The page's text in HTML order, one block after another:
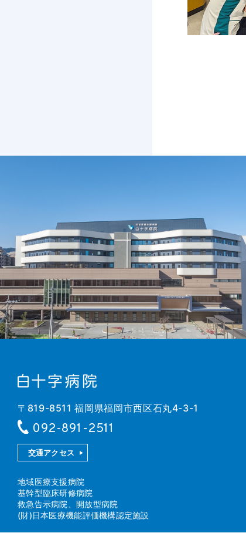
〒819-8511 福岡県福岡市西区石丸4-3-1
092-891-2511
交通アクセス
地域医療支援病院
基幹型臨床研修病院
救急告示病院、開放型病院
(財)日本医療機能評価機構認定施設